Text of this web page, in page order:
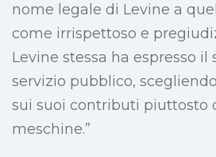
nome legale di Levine a
come irrispettoso e
Levine stessa ha espresso il
servizio pubblico,
sui suoi contributi piuttosto
meschine.”